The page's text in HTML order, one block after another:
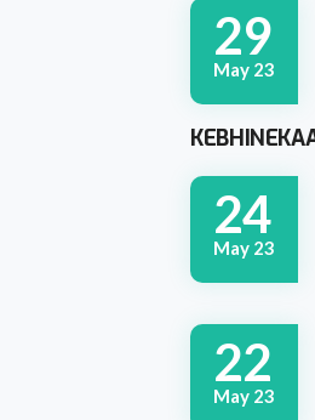
29
May 23
24
May 23
22
May 23